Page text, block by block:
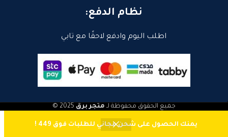
يمنك الحصول على شحن مجاني للطلبات فوق 449 !
نظام الدفع:
اطلب اليوم وادفع لاحقًا مع تابي
جميع الحقوق محفوظة لـ متجر برق